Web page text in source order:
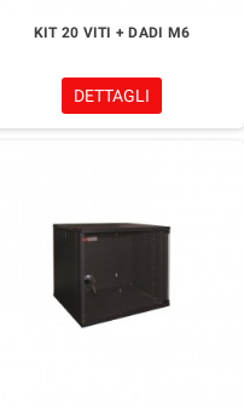
KIT 20 VITI + DADI M6
DETTAGLI